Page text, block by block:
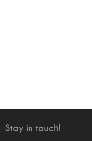
Stay in touch!